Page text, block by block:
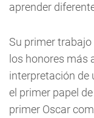
aprender
Su primer
los honores más
interpretación de
el primer papel
primer Oscar